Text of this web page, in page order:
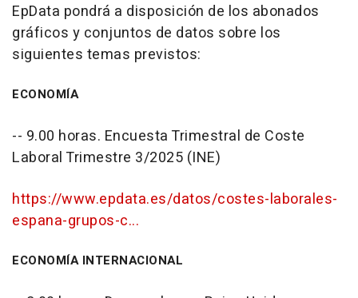
EpData pondrá a disposición de los abonados
gráficos y conjuntos de datos sobre los
siguientes temas previstos:
ECONOMÍA
-- 9.00 horas. Encuesta Trimestral de Coste
Laboral Trimestre 3/2025 (INE)
https://www.epdata.es/datos/costes-laborales-
espana-grupos-c...
ECONOMÍA INTERNACIONAL